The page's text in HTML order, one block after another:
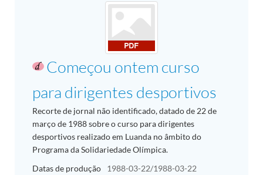
Começou ontem curso
para dirigentes desportivos
Recorte de jornal não identificado, datado de 22 de
março de 1988 sobre o curso para dirigentes
desportivos realizado em Luanda no âmbito do
Programa da Solidariedade Olímpica.
Datas de produção
1988-03-22/1988-03-22